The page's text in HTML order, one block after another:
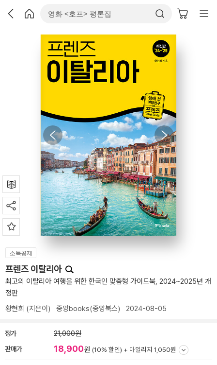
소득공제
프렌즈 이탈리아
최고의 이탈리아 여행을 위한 한국인 맞춤형 가이드북, 2024~2025년 개
정판
황현희 (지은이) 중앙books(중앙북스) 2024-08-05
정가 21,000원
판매가 18,900원 (10% 할인) + 마일리지 1,050원